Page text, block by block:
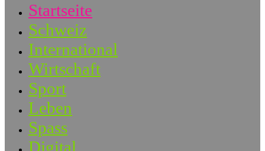
Startseite
Schweiz
International
Wirtschaft
Sport
Leben
Spass
Digital